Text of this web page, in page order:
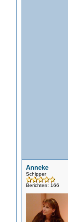
Anneke
Schipper
Berichten: 166